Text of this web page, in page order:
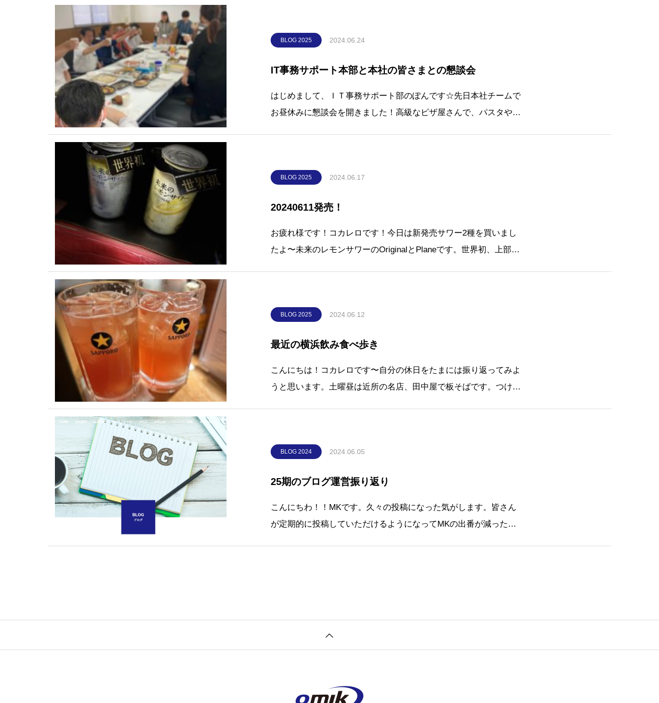
BLOG 2025 2024.06.24
IT事務サポート本部と本社の皆さまとの懇談会
はじめまして、ＩＴ事務サポート部のぽんです☆先日本社チームで
お昼休みに懇談会を開きました！高級なピザ屋さんで、パスタや生
BLOG 2025 2024.06.17
20240611発売！
お疲れ様です！コカレロです！今日は新発売サワー2種を買いまし
たよ〜未来のレモンサワーのOriginalとPlaneです。世界初、上部が
BLOG 2025 2024.06.12
最近の横浜飲み食べ歩き
こんにちは！コカレロです〜自分の休日をたまには振り返ってみよ
うと思います。土曜昼は近所の名店、田中屋で板そばです。つけ汁
BLOG 2024 2024.06.05
25期のブログ運営振り返り
こんにちわ！！MKです。久々の投稿になった気がします。皆さん
が定期的に投稿していただけるようになってMKの出番が減ったと